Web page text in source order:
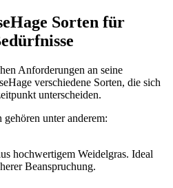
Sorten für
Anforderungen an seine
verschiedene Sorten, die sich
unterscheiden.
unter anderem:
hochwertigem Weidelgras. Ideal
Beanspruchung.